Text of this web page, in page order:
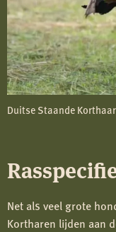
Duitse Staande
Net als veel grote
Kortharen lijden aan